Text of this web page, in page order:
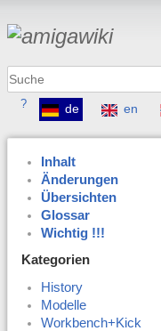
? de en
Inhalt
Änderungen
Übersichten
Glossar
Wichtig !!!
Kategorien
History
Modelle
Workbench+Kick